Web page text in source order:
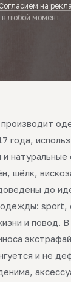
Согласием на
в любой момент.
года,
натуральные
шёлк,
до
одежды: sport,
и повод.
и не